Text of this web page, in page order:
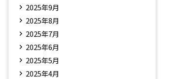
2025年9月
2025年8月
2025年7月
2025年6月
2025年5月
2025年4月